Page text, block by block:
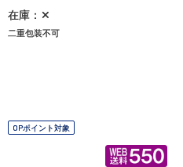
在庫：✕
二重包装不可
OPポイント対象